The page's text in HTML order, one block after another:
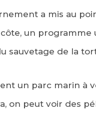
a mis au
un programme
sauvetage de la
un parc marin à
on peut voir des